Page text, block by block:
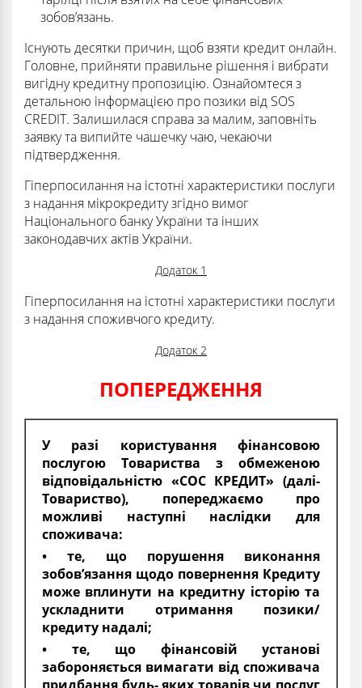
зобов’язань.
Існують десятки причин, щоб взяти кредит онлайн.
Головне, прийняти правильне рішення і вибрати
вигідну кредитну пропозицію. Ознайомтеся з
детальною інформацією про позики від SOS
CREDIT. Залишилася справа за малим, заповніть
заявку та випийте чашечку чаю, чекаючи
підтвердження.
Гіперпосилання на істотні характеристики послуги
з надання мікрокредиту згідно вимог
Національного банку України та інших
законодавчих актів України.
Додаток 1
Гіперпосилання на істотні характеристики послуги
з надання споживчого кредиту.
Додаток 2
ПОПЕРЕДЖЕННЯ
У разі користування фінансовою
послугою Товариства з обмеженою
відповідальністю «СОС КРЕДИТ» (далі-
Товариство), попереджаємо про
можливі наступні наслідки для
споживача:
• те, що порушення виконання
зобов’язання щодо повернення Кредиту
може вплинути на кредитну історію та
ускладнити отримання позики/
кредиту надалі;
• те, що фінансовій установі
забороняється вимагати від споживача